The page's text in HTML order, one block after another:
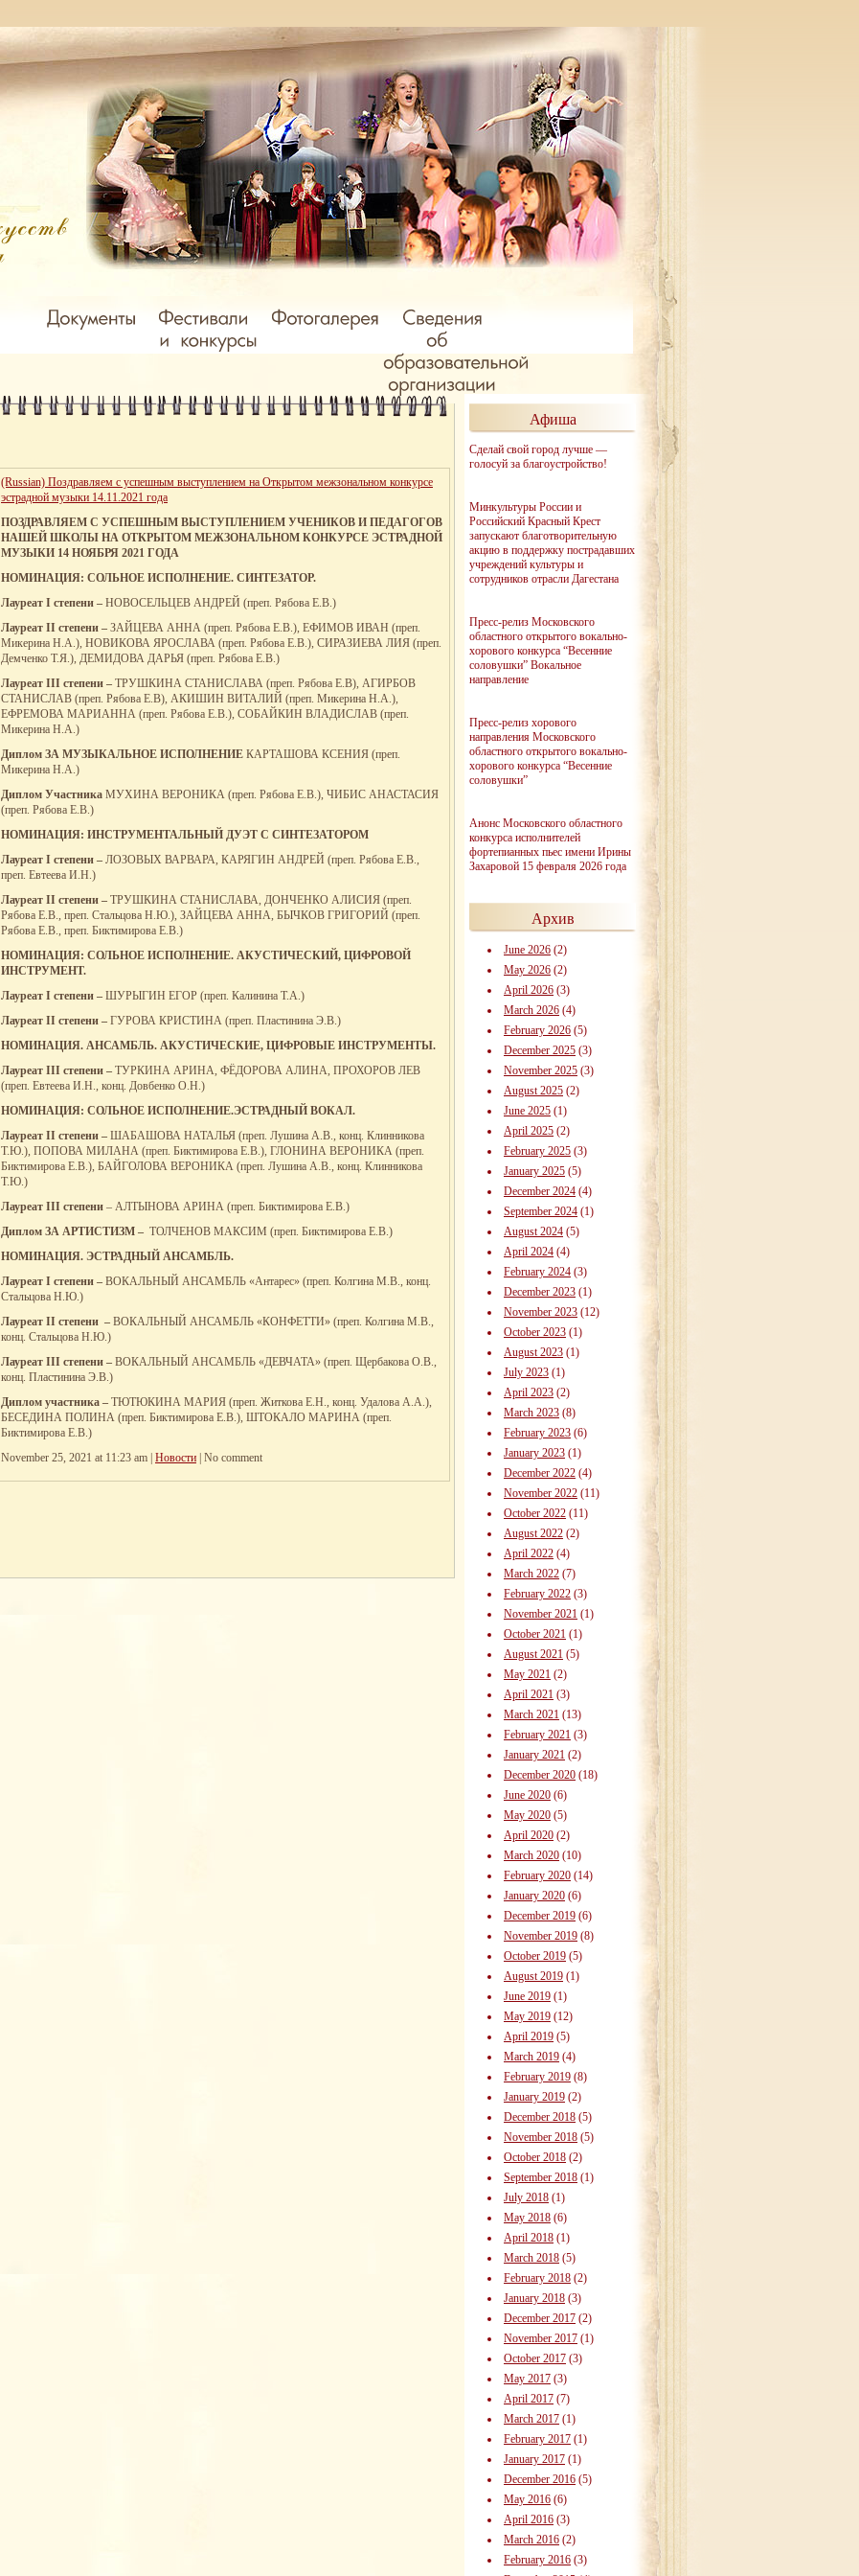
(Russian) Поздравляем с успешным выступлением на Открытом межзональном конкурсе
эстрадной музыки 14.11.2021 года
ПОЗДРАВЛЯЕМ С УСПЕШНЫМ ВЫСТУПЛЕНИЕМ УЧЕНИКОВ И ПЕДАГОГОВ
НАШЕЙ ШКОЛЫ НА ОТКРЫТОМ МЕЖЗОНАЛЬНОМ КОНКУРСЕ ЭСТРАДНОЙ
МУЗЫКИ 14 НОЯБРЯ 2021 ГОДА
НОМИНАЦИЯ: СОЛЬНОЕ ИСПОЛНЕНИЕ. СИНТЕЗАТОР.
Лауреат I степени – НОВОСЕЛЬЦЕВ АНДРЕЙ (преп. Рябова Е.В.)
Лауреат II степени – ЗАЙЦЕВА АННА (преп. Рябова Е.В.), ЕФИМОВ ИВАН (преп.
Микерина Н.А.), НОВИКОВА ЯРОСЛАВА (преп. Рябова Е.В.), СИРАЗИЕВА ЛИЯ (преп.
Демченко Т.Я.), ДЕМИДОВА ДАРЬЯ (преп. Рябова Е.В.)
Лауреат III степени – ТРУШКИНА СТАНИСЛАВА (преп. Рябова Е.В), АГИРБОВ
СТАНИСЛАВ (преп. Рябова Е.В), АКИШИН ВИТАЛИЙ (преп. Микерина Н.А.),
ЕФРЕМОВА МАРИАННА (преп. Рябова Е.В.), СОБАЙКИН ВЛАДИСЛАВ (преп.
Микерина Н.А.)
Диплом ЗА МУЗЫКАЛЬНОЕ ИСПОЛНЕНИЕ КАРТАШОВА КСЕНИЯ (преп.
Микерина Н.А.)
Диплом Участника МУХИНА ВЕРОНИКА (преп. Рябова Е.В.), ЧИБИС АНАСТАСИЯ
(преп. Рябова Е.В.)
НОМИНАЦИЯ: ИНСТРУМЕНТАЛЬНЫЙ ДУЭТ С СИНТЕЗАТОРОМ
Лауреат I степени – ЛОЗОВЫХ ВАРВАРА, КАРЯГИН АНДРЕЙ (преп. Рябова Е.В.,
преп. Евтеева И.Н.)
Лауреат II степени – ТРУШКИНА СТАНИСЛАВА, ДОНЧЕНКО АЛИСИЯ (преп.
Рябова Е.В., преп. Стальцова Н.Ю.), ЗАЙЦЕВА АННА, БЫЧКОВ ГРИГОРИЙ (преп.
Рябова Е.В., преп. Биктимирова Е.В.)
НОМИНАЦИЯ: СОЛЬНОЕ ИСПОЛНЕНИЕ. АКУСТИЧЕСКИЙ, ЦИФРОВОЙ
ИНСТРУМЕНТ.
Лауреат I степени – ШУРЫГИН ЕГОР (преп. Калинина Т.А.)
Лауреат II степени – ГУРОВА КРИСТИНА (преп. Пластинина Э.В.)
НОМИНАЦИЯ. АНСАМБЛЬ. АКУСТИЧЕСКИЕ, ЦИФРОВЫЕ ИНСТРУМЕНТЫ.
Лауреат III степени – ТУРКИНА АРИНА, ФЁДОРОВА АЛИНА, ПРОХОРОВ ЛЕВ
(преп. Евтеева И.Н., конц. Довбенко О.Н.)
НОМИНАЦИЯ: СОЛЬНОЕ ИСПОЛНЕНИЕ.ЭСТРАДНЫЙ ВОКАЛ.
Лауреат II степени – ШАБАШОВА НАТАЛЬЯ (преп. Лушина А.В., конц. Клинникова
Т.Ю.), ПОПОВА МИЛАНА (преп. Биктимирова Е.В.), ГЛОНИНА ВЕРОНИКА (преп.
Биктимирова Е.В.), БАЙГОЛОВА ВЕРОНИКА (преп. Лушина А.В., конц. Клинникова
Т.Ю.)
Лауреат III степени – АЛТЫНОВА АРИНА (преп. Биктимирова Е.В.)
Диплом ЗА АРТИСТИЗМ – ТОЛЧЕНОВ МАКСИМ (преп. Биктимирова Е.В.)
НОМИНАЦИЯ. ЭСТРАДНЫЙ АНСАМБЛЬ.
Лауреат I степени – ВОКАЛЬНЫЙ АНСАМБЛЬ «Антарес» (преп. Колгина М.В., конц.
Стальцова Н.Ю.)
Лауреат II степени – ВОКАЛЬНЫЙ АНСАМБЛЬ «КОНФЕТТИ» (преп. Колгина М.В.,
конц. Стальцова Н.Ю.)
Лауреат III степени – ВОКАЛЬНЫЙ АНСАМБЛЬ «ДЕВЧАТА» (преп. Щербакова О.В.,
конц. Пластинина Э.В.)
Диплом участника – ТЮТЮКИНА МАРИЯ (преп. Житкова Е.Н., конц. Удалова А.А.),
БЕСЕДИНА ПОЛИНА (преп. Биктимирова Е.В.), ШТОКАЛО МАРИНА (преп.
Биктимирова Е.В.)
November 25, 2021 at 11:23 am | Новости | No comment
Афиша
Сделай свой город лучше —
голосуй за благоустройство!
Минкультуры России и
Российский Красный Крест
запускают благотворительную
акцию в поддержку пострадавших
учреждений культуры и
сотрудников отрасли Дагестана
Пресс-релиз Московского
областного открытого вокально-
хорового конкурса “Весенние
соловушки” Вокальное
направление
Пресс-релиз хорового
направления Московского
областного открытого вокально-
хорового конкурса “Весенние
соловушки”
Анонс Московского областного
конкурса исполнителей
фортепианных пьес имени Ирины
Захаровой 15 февраля 2026 года
Архив
June 2026 (2)
May 2026 (2)
April 2026 (3)
March 2026 (4)
February 2026 (5)
December 2025 (3)
November 2025 (3)
August 2025 (2)
June 2025 (1)
April 2025 (2)
February 2025 (3)
January 2025 (5)
December 2024 (4)
September 2024 (1)
August 2024 (5)
April 2024 (4)
February 2024 (3)
December 2023 (1)
November 2023 (12)
October 2023 (1)
August 2023 (1)
July 2023 (1)
April 2023 (2)
March 2023 (8)
February 2023 (6)
January 2023 (1)
December 2022 (4)
November 2022 (11)
October 2022 (11)
August 2022 (2)
April 2022 (4)
March 2022 (7)
February 2022 (3)
November 2021 (1)
October 2021 (1)
August 2021 (5)
May 2021 (2)
April 2021 (3)
March 2021 (13)
February 2021 (3)
January 2021 (2)
December 2020 (18)
June 2020 (6)
May 2020 (5)
April 2020 (2)
March 2020 (10)
February 2020 (14)
January 2020 (6)
December 2019 (6)
November 2019 (8)
October 2019 (5)
August 2019 (1)
June 2019 (1)
May 2019 (12)
April 2019 (5)
March 2019 (4)
February 2019 (8)
January 2019 (2)
December 2018 (5)
November 2018 (5)
October 2018 (2)
September 2018 (1)
July 2018 (1)
May 2018 (6)
April 2018 (1)
March 2018 (5)
February 2018 (2)
January 2018 (3)
December 2017 (2)
November 2017 (1)
October 2017 (3)
May 2017 (3)
April 2017 (7)
March 2017 (1)
February 2017 (1)
January 2017 (1)
December 2016 (5)
May 2016 (6)
April 2016 (3)
March 2016 (2)
February 2016 (3)